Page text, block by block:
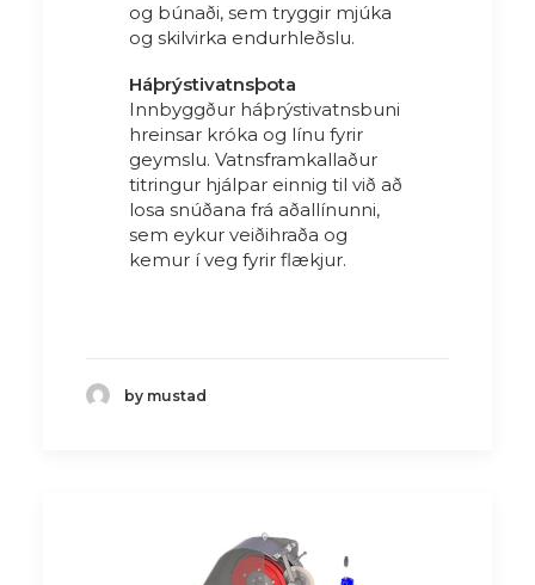
og búnaði, sem tryggir mjúka
og skilvirka endurhleðslu.
Háþrýstivatnsþota
Innbyggður háþrýstivatnsbuni
hreinsar króka og línu fyrir
geymslu. Vatnsframkallaður
titringur hjálpar einnig til við að
losa snúðana frá aðallínunni,
sem eykur veiðihraða og
kemur í veg fyrir flækjur.
by mustad